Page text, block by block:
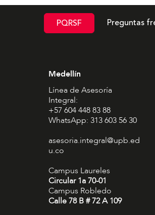
PQRSF Preguntas
Medellín
Línea de Asesoría
Integral:
+57 604 448 83 88
WhatsApp: 313 603 56 30
asesoria.integral@upb.ed
u.co
Campus Laureles
Circular 1a 70-01
Campus Robledo
Calle 78 B # 72 A 109